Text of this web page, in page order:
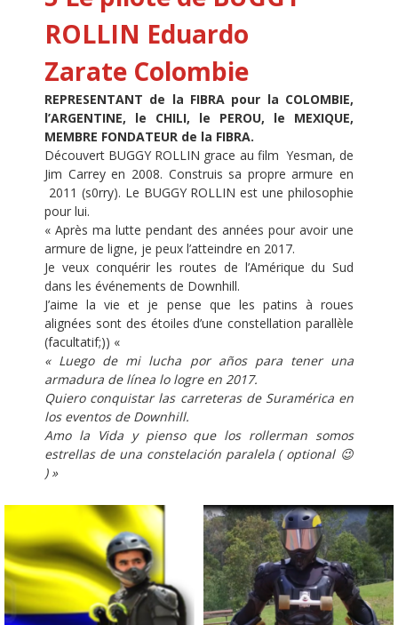
ROLLIN Eduardo
Zarate Colombie
REPRESENTANT de la FIBRA pour la COLOMBIE,
l’ARGENTINE, le CHILI, le PEROU, le MEXIQUE,
MEMBRE FONDATEUR de la FIBRA.
Découvert BUGGY ROLLIN grace au film Yesman, de
Jim Carrey en 2008. Construis sa propre armure en
2011 (s0rry). Le BUGGY ROLLIN est une philosophie
pour lui.
« Après ma lutte pendant des années pour avoir une
armure de ligne, je peux l’atteindre en 2017.
Je veux conquérir les routes de l’Amérique du Sud
dans les événements de Downhill.
J’aime la vie et je pense que les patins à roues
alignées sont des étoiles d’une constellation parallèle
(facultatif;)) «
« Luego de mi lucha por años para tener una
armadura de línea lo logre en 2017.
Quiero conquistar las carreteras de Suramérica en
los eventos de Downhill.
Amo la Vida y pienso que los rollerman somos
estrellas de una constelación paralela ( optional 😉
) »